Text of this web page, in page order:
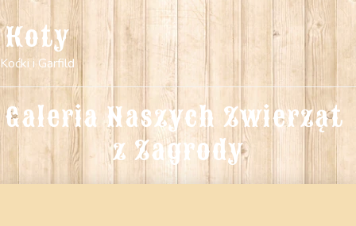
Koty
Koćki i Garfild
Galeria Naszych Zwierząt
z Zagrody